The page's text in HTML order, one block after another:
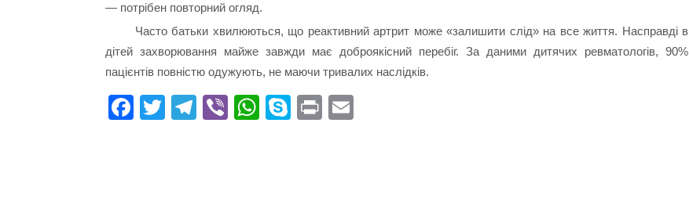
— потрібен повторний огляд.
Часто батьки хвилюються, що реактивний артрит може «залишити слід» на все життя. Насправді в
дітей захворювання майже завжди має доброякісний перебіг. За даними дитячих ревматологів, 90%
пацієнтів повністю одужують, не маючи тривалих наслідків.
Fa T
Te Vi
W
S
Pr